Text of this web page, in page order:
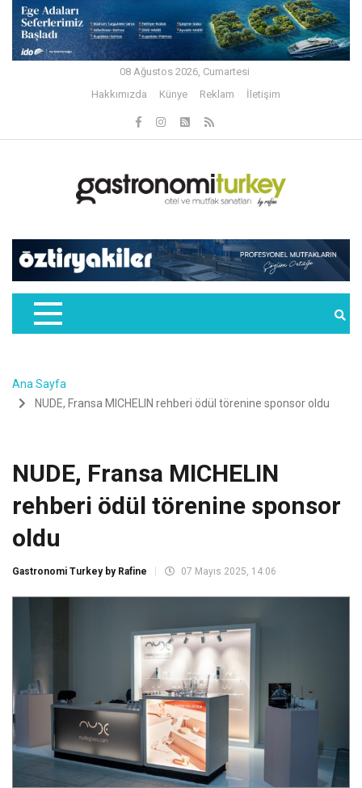
08 Ağustos 2026, Cumartesi
Hakkımızda
Künye Reklam İletişim
Ana Sayfa
NUDE, Fransa MICHELIN rehberi ödül törenine sponsor oldu
NUDE, Fransa MICHELIN
rehberi ödül törenine sponsor
oldu
Gastronomi Turkey by Rafine 07 Mayıs 2025, 14:06